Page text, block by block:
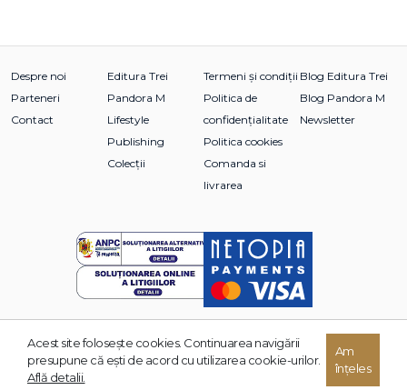
Despre noi
Parteneri
Contact
Editura Trei
Pandora M
Lifestyle
Publishing
Colecții
Termeni și condiții
Politica de
confidențialitate
Politica cookies
Comanda si
livrarea
Blog Editura Trei
Blog Pandora M
Newsletter
© 2026 Grupul Editorial TREI. Toate drepturile rezervate.
Acest site foloseşte cookies. Continuarea navigării
presupune că eşti de acord cu utilizarea cookie-urilor.
Află detalii.
Am
înțeles